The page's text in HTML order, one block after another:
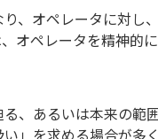
、オペレータに対し
オペレータを精神的に
、あるいは本来の範